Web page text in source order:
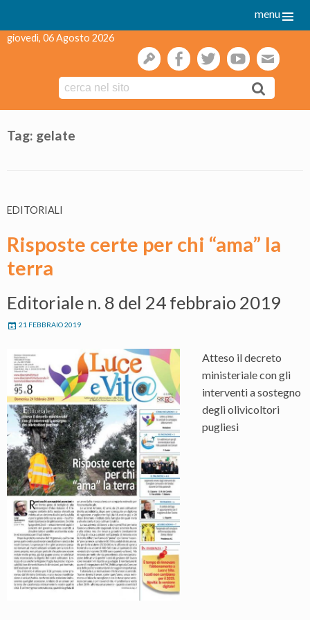
menu
giovedì, 06 Agosto 2026
gestionefacebooktwitteryoutube
to
Tag: gelate
EDITORIALI
Risposte certe per chi “ama” la
terra
Editoriale n. 8 del 24 febbraio 2019
21 FEBBRAIO 2019
Atteso il decreto
ministeriale con gli
interventi a sostegno
degli olivicoltori
pugliesi